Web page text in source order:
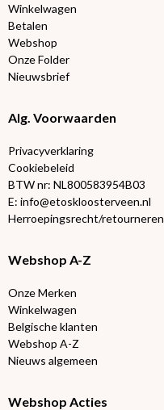
Winkelwagen
Betalen
Webshop
Onze Folder
Nieuwsbrief
Alg. Voorwaarden
Privacyverklaring
Cookiebeleid
BTW nr: NL800583954B03
E: info@etoskloosterveen.nl
Herroepingsrecht/retourneren
Webshop A-Z
Onze Merken
Winkelwagen
Belgische klanten
Webshop A-Z
Nieuws algemeen
Webshop Acties